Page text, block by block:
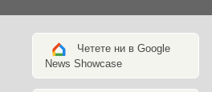
Четете ни в Google
News Showcase